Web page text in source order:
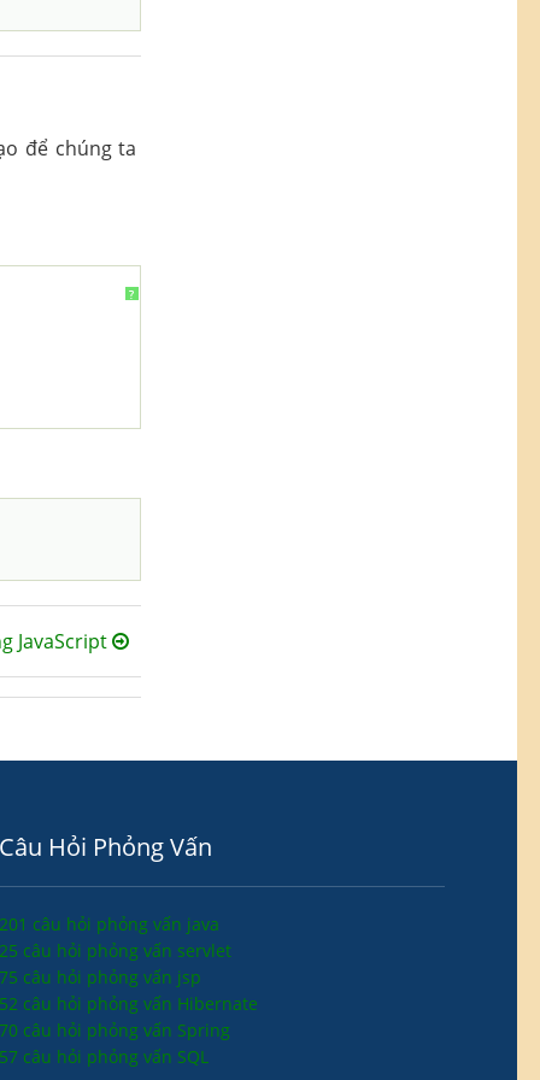
để chúng ta
?
JavaScript
Hỏi Phỏng Vấn
câu hỏi phỏng vấn java
câu hỏi phỏng vấn servlet
câu hỏi phỏng vấn jsp
câu hỏi phỏng vấn Hibernate
câu hỏi phỏng vấn Spring
câu hỏi phỏng vấn SQL